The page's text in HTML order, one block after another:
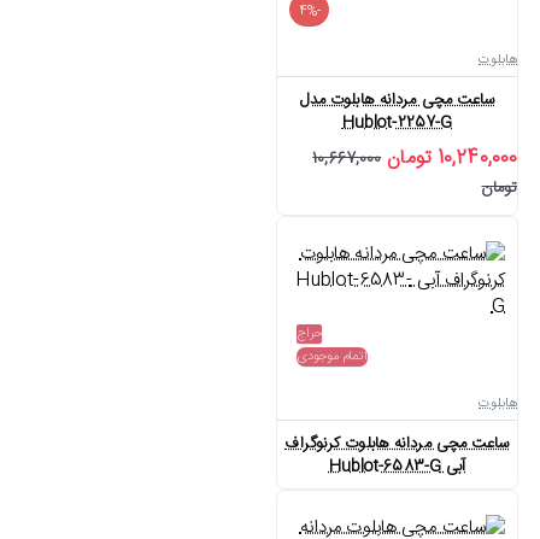
-4%
هابلوت
ساعت مچی مردانه هابلوت مدل
Hublot-2257-G
10,240,000 تومان
10,667,000
تومان
حراج
اتمام موجودی
هابلوت
ساعت مچی مردانه هابلوت کرنوگراف
آبی Hublot-6583-G